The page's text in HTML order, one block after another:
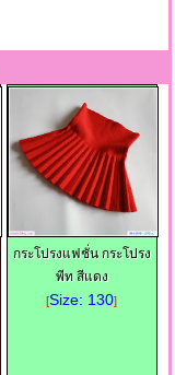
กระโปรงแฟชั่น กระโปรง
พีท สีแดง
[Size: 130]